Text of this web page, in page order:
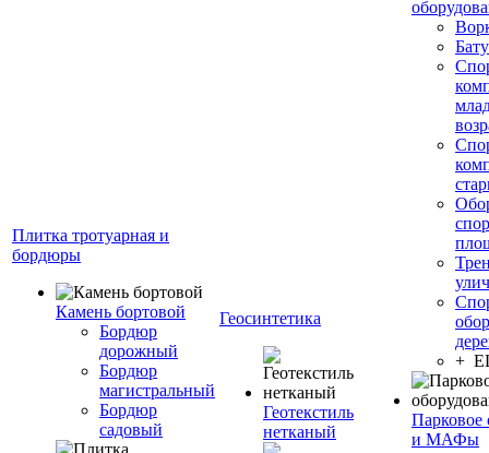
Плитка тротуарная и
бордюры
Камень бортовой
Бордюр
дорожный
Бордюр
магистральный
Бордюр
садовый
Геосинтетика
Геотекстиль
нетканый
+
Парковое
и МАФы